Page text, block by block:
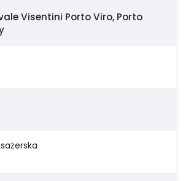
Visentini Porto Viro, Porto